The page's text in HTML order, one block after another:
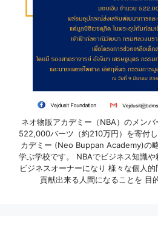
ネオ物販アカデミー（NBA）のメン
522,000バーツ（約210万円）を寄付
カデミー (Neo Buppan Academy)の
学ぶ学校です。 NBAでビジネス知識
ビジネスオーナーになり 様々な個人
貢献出来る人間になることを 目